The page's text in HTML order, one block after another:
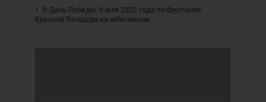
1. В День Победы, 9 мая 2025 года по брусчатке
Красной Площади на юбилейном